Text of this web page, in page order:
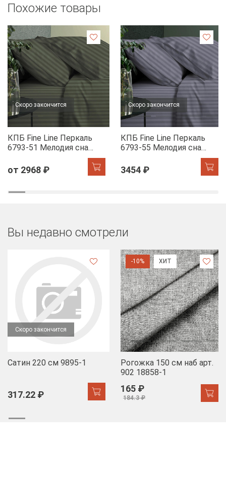
Похожие товары
Скоро закончится
КПБ Fine Line Перкаль
6793-51 Мелодия сна
от 2968 ₽
Скоро закончится
КПБ Fine Line Перкаль
6793-55 Мелодия сна
3454 ₽
Вы недавно смотрели
Скоро закончится
Сатин 220 см 9895-1
317.22 ₽
-10% ХИТ
Рогожка 150 см наб арт.
902 18858-1
165 ₽
184.3 ₽